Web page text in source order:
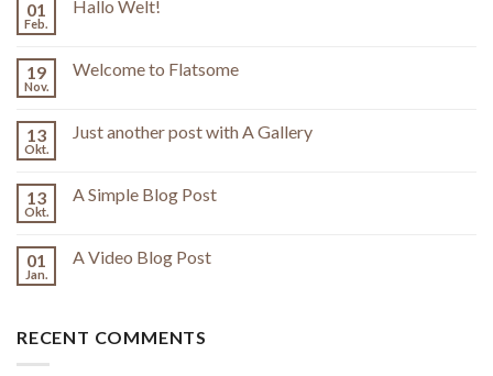
01
Feb.
Hallo Welt!
19
Nov.
Welcome to Flatsome
13
Okt.
Just another post with A Gallery
13
Okt.
A Simple Blog Post
01
Jan.
A Video Blog Post
RECENT COMMENTS